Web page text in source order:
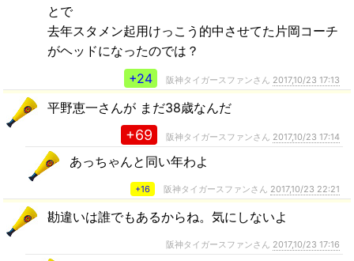
とで
去年スタメン起用けっこう的中させてた片岡コーチ
がヘッドになったのでは？
+24
阪神タイガースファンさん 2017,10/23 17:13
平野恵一さんが まだ38歳なんだ
+69 阪神タイガースファンさん 2017,10/23 17:14
あっちゃんと同い年わよ
+16 阪神タイガースファンさん 2017,10/23 22:21
勘違いは誰でもあるからね。気にしないよ
阪神タイガースファンさん 2017,10/23 17:16